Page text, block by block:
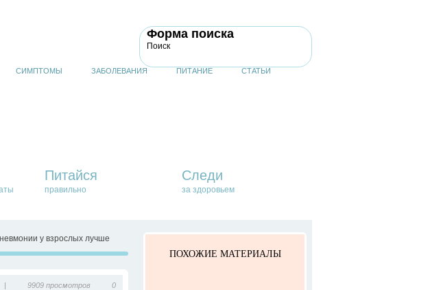
Форма поиска
Поиск
СИМПТОМЫ ЗАБОЛЕВАНИЯ ПИТАНИЕ СТАТЬИ
Питайся
правильно
Следи
за здоровьем
у взрослых лучше
| 9909 просмотров 0
ПОХОЖИЕ МАТЕРИАЛЫ